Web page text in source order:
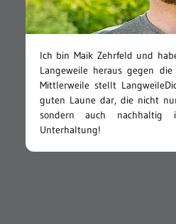
Ich bin Maik Zehrfeld und
Langeweile heraus gegen
Mittlerweile stellt
guten Laune dar, die nicht
sondern auch nachhaltig
Unterhaltung!